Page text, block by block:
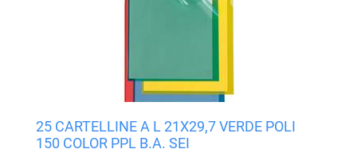
25 CARTELLINE A L 21X29,7 VERDE POLI
150 COLOR PPL B.A. SEI